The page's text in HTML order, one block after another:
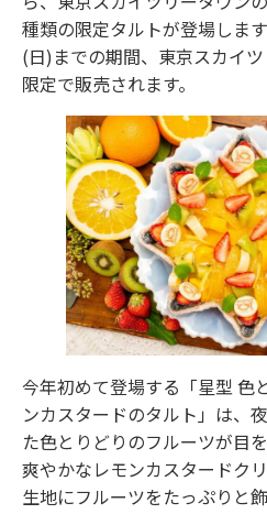
種類の限定タルトが登場しま
(日)までの期間、東京スカイ
限定で販売されます。
今年初めて登場する「星型 色
ンカスタードのタルト」は、
た色とりどりのフルーツが目
爽やかなレモンカスタードク
生地にフルーツをたっぷりと